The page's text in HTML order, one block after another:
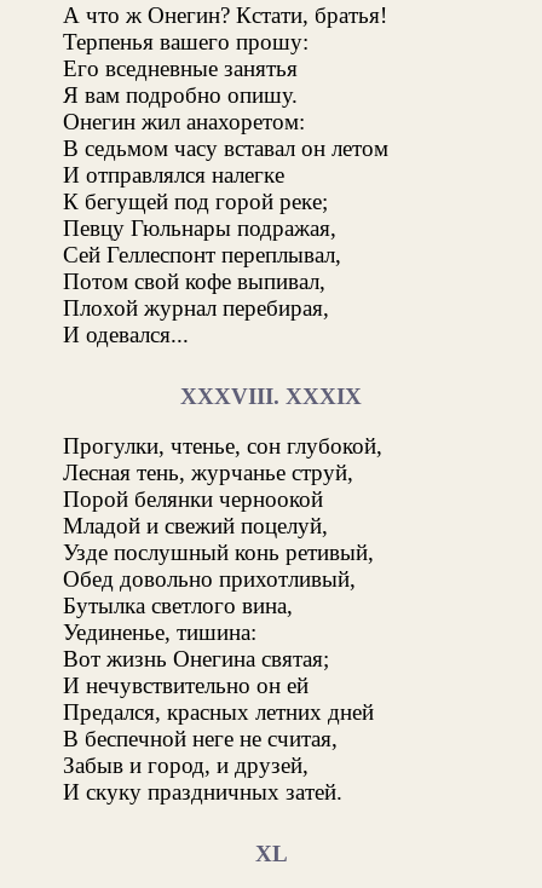
А что ж Онегин? Кстати, братья!
Терпенья вашего прошу:
Его вседневные занятья
Я вам подробно опишу.
Онегин жил анахоретом:
В седьмом часу вставал он летом
И отправлялся налегке
К бегущей под горой реке;
Певцу Гюльнары подражая,
Сей Геллеспонт переплывал,
Потом свой кофе выпивал,
Плохой журнал перебирая,
И одевался...
XXXVIII. XXXIX
Прогулки, чтенье, сон глубокой,
Лесная тень, журчанье струй,
Порой белянки черноокой
Младой и свежий поцелуй,
Узде послушный конь ретивый,
Обед довольно прихотливый,
Бутылка светлого вина,
Уединенье, тишина:
Вот жизнь Онегина святая;
И нечувствительно он ей
Предался, красных летних дней
В беспечной неге не считая,
Забыв и город, и друзей,
И скуку праздничных затей.
XL